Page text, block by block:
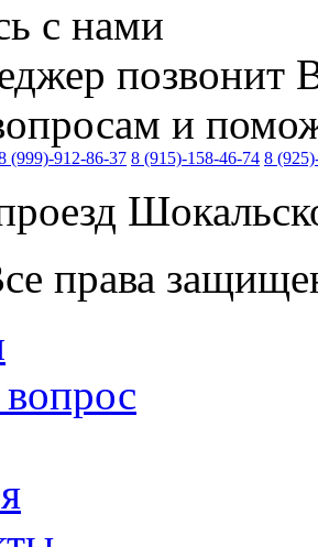
с нами
позвонит
и
(999)-912-86-37 8 (915)-158-46-74 8
права
вопрос